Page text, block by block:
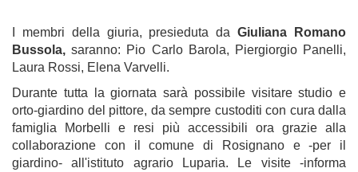
I membri della giuria, presieduta daGiuliana Romano
Bussola, saranno: Pio Carlo Barola, Piergiorgio Panelli,
Laura Rossi, Elena Varvelli.
Durante tutta la giornata sarà possibile visitare studio e
orto-giardino del pittore, da sempre custoditi con cura dalla
famiglia Morbelli e resi più accessibili ora grazie alla
collaborazione con il comune di Rosignano e -per il
giardino- all'istituto agrario Luparia. Le visite -informa